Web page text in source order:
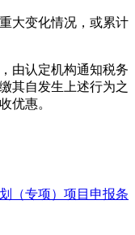
大变化情况，或累计
认定机构通知税务
其自发生上述行为之
优惠。
（专项）项目申报条